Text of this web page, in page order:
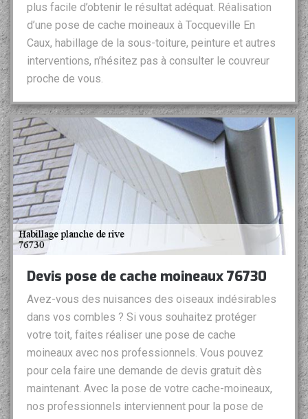
plus facile d’obtenir le résultat adéquat. Réalisation
d’une pose de cache moineaux à Tocqueville En
Caux, habillage de la sous-toiture, peinture et autres
interventions, n’hésitez pas à consulter le couvreur
proche de vous.
Devis pose de cache moineaux 76730
Avez-vous des nuisances des oiseaux indésirables
dans vos combles ? Si vous souhaitez protéger
votre toit, faites réaliser une pose de cache
moineaux avec nos professionnels. Vous pouvez
pour cela faire une demande de devis gratuit dès
maintenant. Avec la pose de votre cache-moineaux,
nos professionnels interviennent pour la pose de